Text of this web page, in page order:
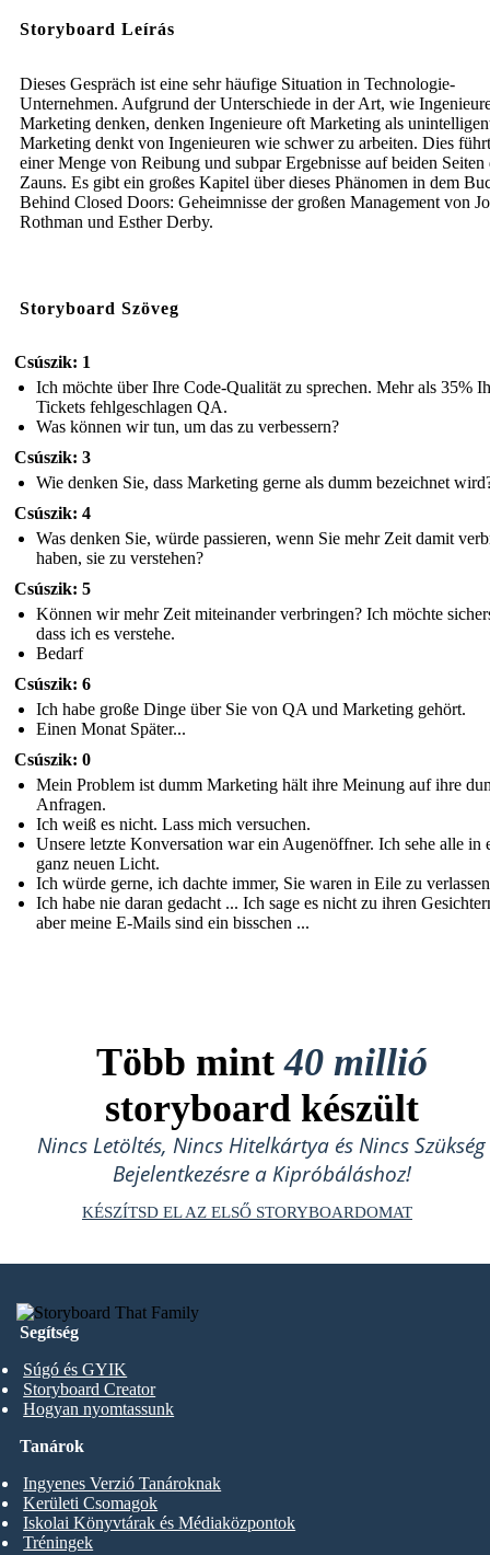
Storyboard Leírás
Dieses Gespräch ist eine sehr häufige Situation in Technologie-
Unternehmen. Aufgrund der Unterschiede in der Art, wie
Marketing denken, denken Ingenieure oft Marketing als
Marketing denkt von Ingenieuren wie schwer zu arbeiten. Dies
einer Menge von Reibung und subpar Ergebnisse auf beiden Seiten
Zauns. Es gibt ein großes Kapitel über dieses Phänomen in dem
Behind Closed Doors: Geheimnisse der großen Management von
Rothman und Esther Derby.
Storyboard Szöveg
Csúszik: 1
Ich möchte über Ihre Code-Qualität zu sprechen. Mehr als 35%
Tickets fehlgeschlagen QA.
Was können wir tun, um das zu verbessern?
Csúszik: 3
Wie denken Sie, dass Marketing gerne als dumm bezeichnet
Csúszik: 4
Was denken Sie, würde passieren, wenn Sie mehr Zeit damit
haben, sie zu verstehen?
Csúszik: 5
Können wir mehr Zeit miteinander verbringen? Ich möchte
dass ich es verstehe.
Bedarf
Csúszik: 6
Ich habe große Dinge über Sie von QA und Marketing gehört.
Einen Monat Später...
Csúszik: 0
Mein Problem ist dumm Marketing hält ihre Meinung auf ihre
Anfragen.
Ich weiß es nicht. Lass mich versuchen.
Unsere letzte Konversation war ein Augenöffner. Ich sehe alle in
ganz neuen Licht.
Ich würde gerne, ich dachte immer, Sie waren in Eile zu
Ich habe nie daran gedacht ... Ich sage es nicht zu ihren
aber meine E-Mails sind ein bisschen ...
Több mint40 millió
storyboard készült
Nincs Letöltés, Nincs Hitelkártya és Nincs Szükség
Bejelentkezésre a Kipróbáláshoz!
KÉSZÍTSD EL AZ ELSŐ STORYBOARDOMAT
Segítség
Súgó és GYIK
Storyboard Creator
Hogyan nyomtassunk
Tanárok
Ingyenes Verzió Tanároknak
Kerületi Csomagok
Iskolai Könyvtárak és Médiaközpontok
Tréningek